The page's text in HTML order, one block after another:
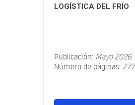
LOGÍSTICA DEL FRÍO
Publicación: Mayo 2026
Número de páginas: 277